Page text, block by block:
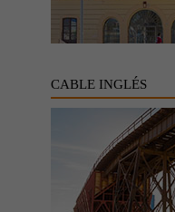
CABLE INGLÉS